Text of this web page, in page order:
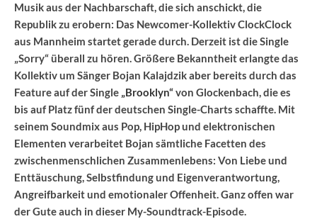
Musik aus der Nachbarschaft, die sich anschickt, die
Republik zu erobern: Das Newcomer-Kollektiv ClockClock
aus Mannheim startet gerade durch. Derzeit ist die Single
„Sorry“ überall zu hören. Größere Bekanntheit erlangte das
Kollektiv um Sänger Bojan Kalajdzik aber bereits durch das
Feature auf der Single „Brooklyn“von Glockenbach, die es
bis auf Platz fünf der deutschen Single-Charts schaffte. Mit
seinem Soundmix aus Pop, HipHop und elektronischen
Elementen verarbeitet Bojan sämtliche Facetten des
zwischenmenschlichen Zusammenlebens: Von Liebe und
Enttäuschung, Selbstfindung und Eigenverantwortung,
Angreifbarkeit und emotionaler Offenheit. Ganz offen war
der Gute auch in dieser My-Soundtrack-Episode.